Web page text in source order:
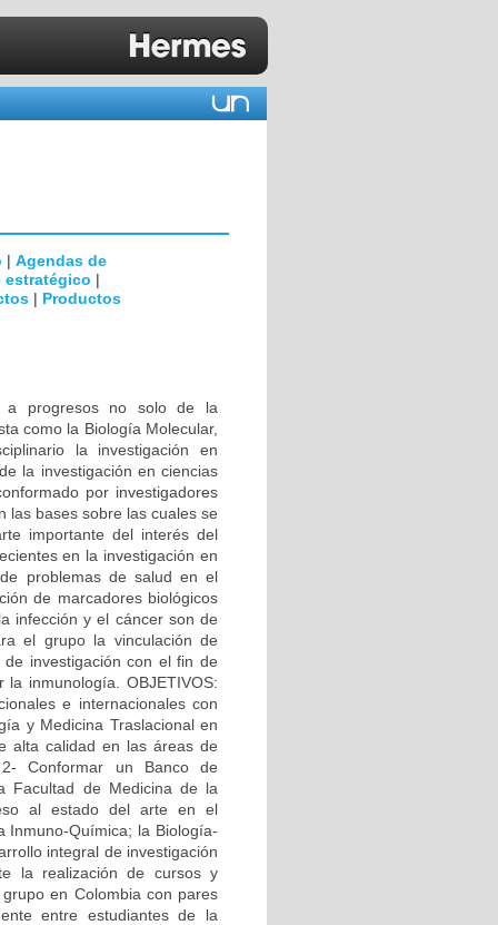
| Agendas de
estratégico |
| Productos
a progresos no solo de la
como la Biología Molecular,
la investigación en
la investigación en ciencias
por investigadores
las bases sobre las cuales se
importante del interés del
en la investigación en
problemas de salud en el
de marcadores biológicos
infección y el cáncer son de
el grupo la vinculación de
investigación con el fin de
inmunología. OBJETIVOS:
e internacionales con
y Medicina Traslacional en
alta calidad en las áreas de
2- Conformar un Banco de
Facultad de Medicina de la
al estado del arte en el
Inmuno-Química; la Biología-
integral de investigación
la realización de cursos y
en Colombia con pares
entre estudiantes de la